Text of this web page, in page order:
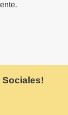
Sociales!